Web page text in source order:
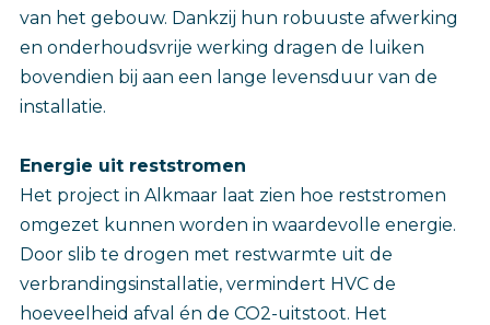
van het gebouw. Dankzij hun robuuste afwerking
en onderhoudsvrije werking dragen de luiken
bovendien bij aan een lange levensduur van de
installatie.
Energie uit reststromen
Het project in Alkmaar laat zien hoe reststromen
omgezet kunnen worden in waardevolle energie.
Door slib te drogen met restwarmte uit de
verbrandingsinstallatie, vermindert HVC de
hoeveelheid afval én de CO2-uitstoot. Het